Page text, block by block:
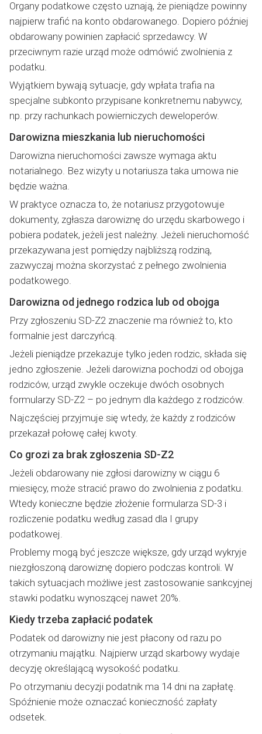
Organy podatkowe często uznają, że pieniądze powinny
najpierw trafić na konto obdarowanego. Dopiero później
obdarowany powinien zapłacić sprzedawcy. W
przeciwnym razie urząd może odmówić zwolnienia z
podatku.
Wyjątkiem bywają sytuacje, gdy wpłata trafia na
specjalne subkonto przypisane konkretnemu nabywcy,
np. przy rachunkach powierniczych deweloperów.
Darowizna mieszkania lub nieruchomości
Darowizna nieruchomości zawsze wymaga aktu
notarialnego. Bez wizyty u notariusza taka umowa nie
będzie ważna.
W praktyce oznacza to, że notariusz przygotowuje
dokumenty, zgłasza darowiznę do urzędu skarbowego i
pobiera podatek, jeżeli jest należny. Jeżeli nieruchomość
przekazywana jest pomiędzy najbliższą rodziną,
zazwyczaj można skorzystać z pełnego zwolnienia
podatkowego.
Darowizna od jednego rodzica lub od obojga
Przy zgłoszeniu SD-Z2 znaczenie ma również to, kto
formalnie jest darczyńcą.
Jeżeli pieniądze przekazuje tylko jeden rodzic, składa się
jedno zgłoszenie. Jeżeli darowizna pochodzi od obojga
rodziców, urząd zwykle oczekuje dwóch osobnych
formularzy SD-Z2 – po jednym dla każdego z rodziców.
Najczęściej przyjmuje się wtedy, że każdy z rodziców
przekazał połowę całej kwoty.
Co grozi za brak zgłoszenia SD-Z2
Jeżeli obdarowany nie zgłosi darowizny w ciągu 6
miesięcy, może stracić prawo do zwolnienia z podatku.
Wtedy konieczne będzie złożenie formularza SD-3 i
rozliczenie podatku według zasad dla I grupy
podatkowej.
Problemy mogą być jeszcze większe, gdy urząd wykryje
niezgłoszoną darowiznę dopiero podczas kontroli. W
takich sytuacjach możliwe jest zastosowanie sankcyjnej
stawki podatku wynoszącej nawet 20%.
Kiedy trzeba zapłacić podatek
Podatek od darowizny nie jest płacony od razu po
otrzymaniu majątku. Najpierw urząd skarbowy wydaje
decyzję określającą wysokość podatku.
Po otrzymaniu decyzji podatnik ma 14 dni na zapłatę.
Spóźnienie może oznaczać konieczność zapłaty
odsetek.